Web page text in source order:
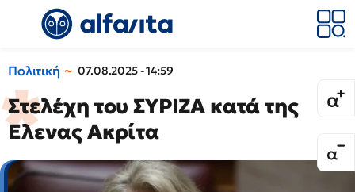
Πολιτική 07.08.2025 - 14:59
Στελέχη του ΣΥΡΙΖΑ κατά της
Ελενας Ακρίτα